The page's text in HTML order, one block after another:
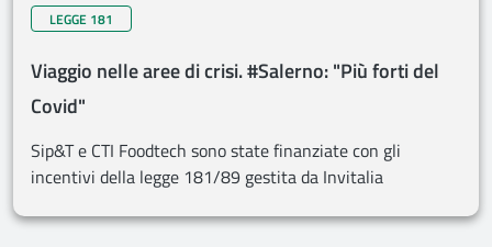
LEGGE 181
Viaggio nelle aree di crisi. #Salerno: "Più forti del
Covid"
Sip&T e CTI Foodtech sono state finanziate con gli
incentivi della legge 181/89 gestita da Invitalia